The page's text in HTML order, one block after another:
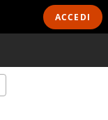
ACCEDI